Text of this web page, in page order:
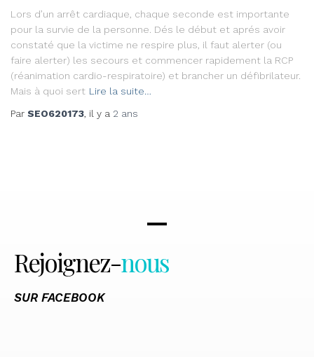
Lors d’un arrêt cardiaque, chaque seconde est importante
pour la survie de la personne. Dés le début et aprés avoir
constaté que la victime ne respire plus, il faut alerter (ou
faire alerter) les secours et commencer rapidement la RCP
(réanimation cardio-respiratoire) et brancher un défibrilateur.
Mais à quoi sert Lire la suite…
Par SEO620173, il y a 2 ans
Rejoignez-nous
SUR FACEBOOK